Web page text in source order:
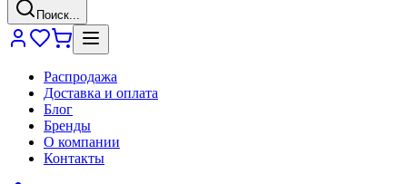
Поиск...
Распродажа
Доставка и оплата
Блог
Бренды
О компании
Контакты